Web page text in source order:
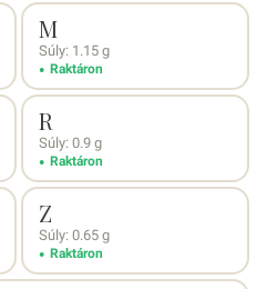
M
Súly: 1.15 g
Raktáron
R
Súly: 0.9 g
Raktáron
Z
Súly: 0.65 g
Raktáron